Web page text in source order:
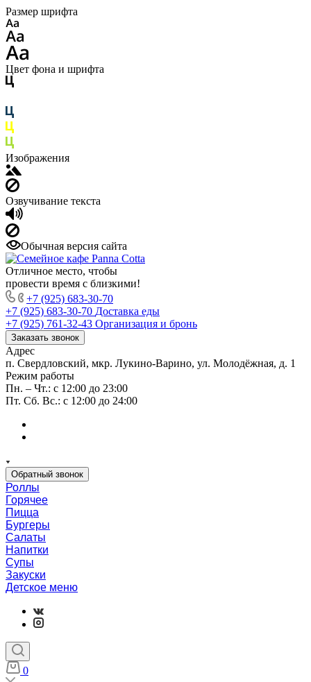
Размер шрифта
Цвет фона и шрифта
Изображения
Озвучивание текста
Обычная версия сайта
Отличное место, чтобы
провести время с близкими!
+7 (925) 683-30-70
+7 (925) 683-30-70 Доставка еды
+7 (925) 761-32-43 Организация и бронь
Заказать звонок
Адрес
п. Свердловский, мкр. Лукино-Варино, ул. Молодёжная, д. 1
Режим работы
Пн. – Чт.: с 12:00 до 23:00
Пт. Сб. Вс.: с 12:00 до 24:00
Обратный звонок
Роллы
Горячее
Пицца
Бургеры
Салаты
Напитки
Супы
Закуски
Детское меню
0